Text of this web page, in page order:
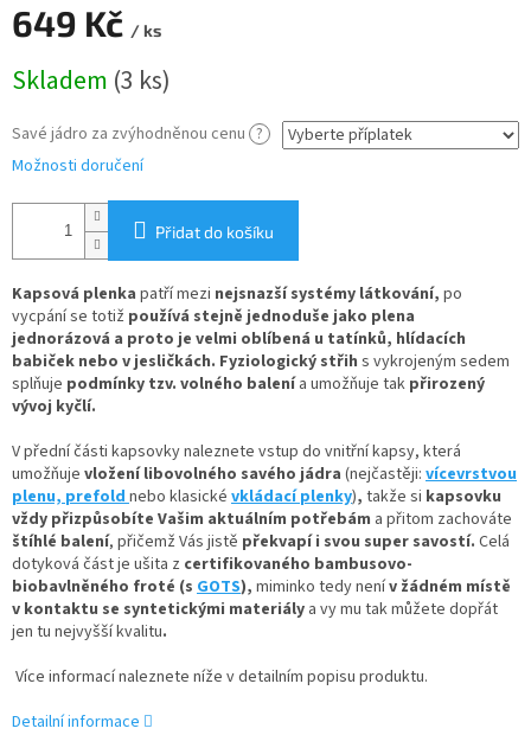
649 Kč / ks
cena:
Skladem (3 ks)
Savé jádro za zvýhodněnou cenu ?
Možnosti doručení
Přidat do košíku
Kapsová plenka patří mezi nejsnazší systémy látkování, po
vycpání se totiž používá stejně jednoduše jako plena
jednorázová a proto je velmi oblíbená u tatínků, hlídacích
babiček nebo v jesličkách. Fyziologický střih s vykrojeným sedem
splňuje podmínky tzv. volného balenía umožňuje tak přirozený
vývoj kyčlí.
Vpřední části kapsovky naleznete vstup do vnitřní kapsy, která
umožňuje vloženílibovolného savého jádra (nejčastěji: vícevrstvou
plenu,prefoldnebo klasické vkládací plenky), takže si kapsovku
vždy přizpůsobíte Vašim aktuálním potřebám a přitom zachováte
štíhlé balení, přičemž Vás jistě překvapí i svou super savostí. Celá
dotyková část je ušita z certifikovaného bambusovo-
biobavlněného froté (s GOTS), miminko tedy nenív žádném místě
v kontaktu se syntetickými materiály a vy mu tak můžete dopřát
jen tu nejvyšší kvalitu.
Více informací naleznete níže v detailním popisu produktu.
Detailní informace